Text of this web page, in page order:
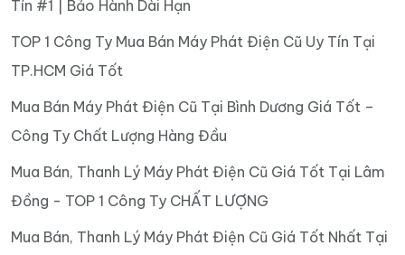
Tín #1 | Bảo Hành Dài Hạn
TOP 1 Công Ty Mua Bán Máy Phát Điện Cũ Uy Tín Tại
TP.HCM Giá Tốt
Mua Bán Máy Phát Điện Cũ Tại Bình Dương Giá Tốt –
Công Ty Chất Lượng Hàng Đầu
Mua Bán, Thanh Lý Máy Phát Điện Cũ Giá Tốt Tại Lâm
Đồng - TOP 1 Công Ty CHẤT LƯỢNG
Mua Bán, Thanh Lý Máy Phát Điện Cũ Giá Tốt Nhất Tại